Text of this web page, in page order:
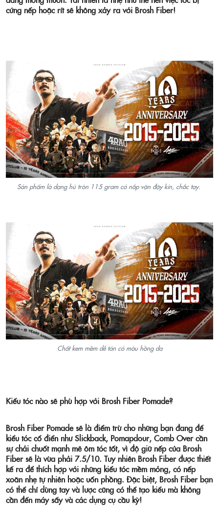
cứng nếp hoặc rít sẽ không xảy ra với Brosh Fiber!
Sản phẩm là dạng hủ tròn 115 gram có nắp vặn đậy kín, chắc tay.
Chất kem mềm dễ tán có màu hồng da
Kiểu tóc nào sẽ phù hợp với Brosh Fiber Pomade?
Brosh Fiber Pomade sẽ là điểm trừ cho những bạn đang để
kiểu tóc cổ điển như Slickback, Pomapdour, Comb Over cần
sự chải chuốt mạnh mẽ ôm tóc tốt, vì độ giữ nếp của Brosh
Fiber sẽ là vừa phải 7.5/10. Tuy nhiên Brosh Fiber được thiết
kế ra để thích hợp với những kiểu tóc mềm mỏng, có nếp
xoăn nhẹ tự nhiên hoặc uốn phồng. Đặc biệt, Brosh Fiber bạn
có thể chỉ dùng tay và lược cũng có thể tạo kiểu mà không
cần đến máy sấy và các dụng cụ cầu kỳ!